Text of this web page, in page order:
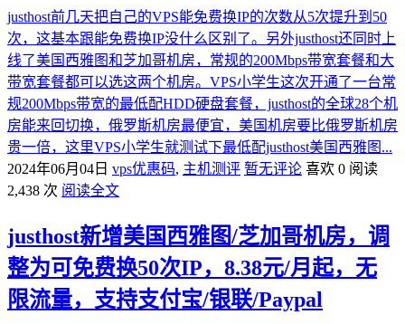
justhost前几天把自己的VPS能免费换IP的次数从5次提升到50
次，这基本跟能免费换IP没什么区别了。另外justhost还同时上
线了美国西雅图和芝加哥机房，常规的200Mbps带宽套餐和大
带宽套餐都可以选这两个机房。VPS小学生这次开通了一台常
规200Mbps带宽的最低配HDD硬盘套餐，justhost的全球28个机
房能来回切换，俄罗斯机房最便宜，美国机房要比俄罗斯机房
贵一倍，这里VPS小学生就测试下最低配justhost美国西雅图...
2024年06月04日 vps优惠码, 主机测评 暂无评论 喜欢 0 阅读
2,438 次 阅读全文
justhost新增美国西雅图/芝加哥机房，调
整为可免费换50次IP，8.38元/月起，无
限流量，支持支付宝/银联/Paypal